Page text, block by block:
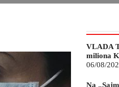
VLADA
miliona
06/08/
Na